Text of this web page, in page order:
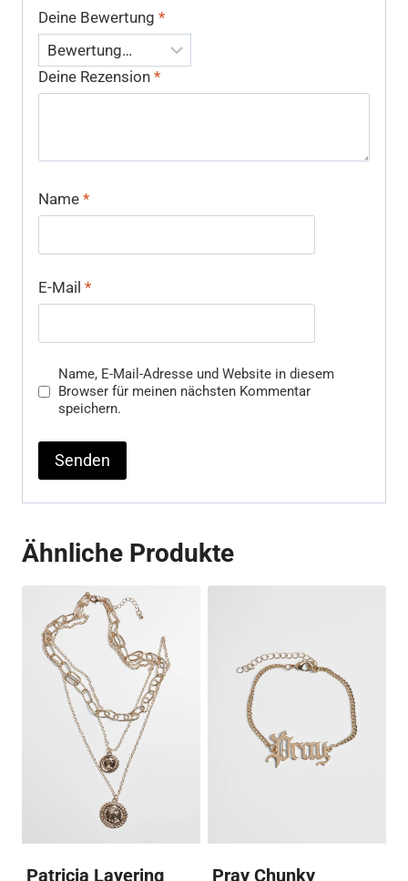
Deine Bewertung *
Deine Rezension *
Name *
E-Mail *
Name, E-Mail-Adresse und Website in diesem
Browser für meinen nächsten Kommentar
speichern.
Ähnliche Produkte
Patricia Layering Pray Chunky